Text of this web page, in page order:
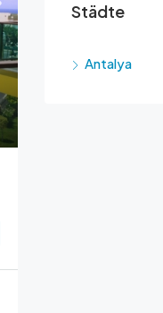
Städte
Antalya